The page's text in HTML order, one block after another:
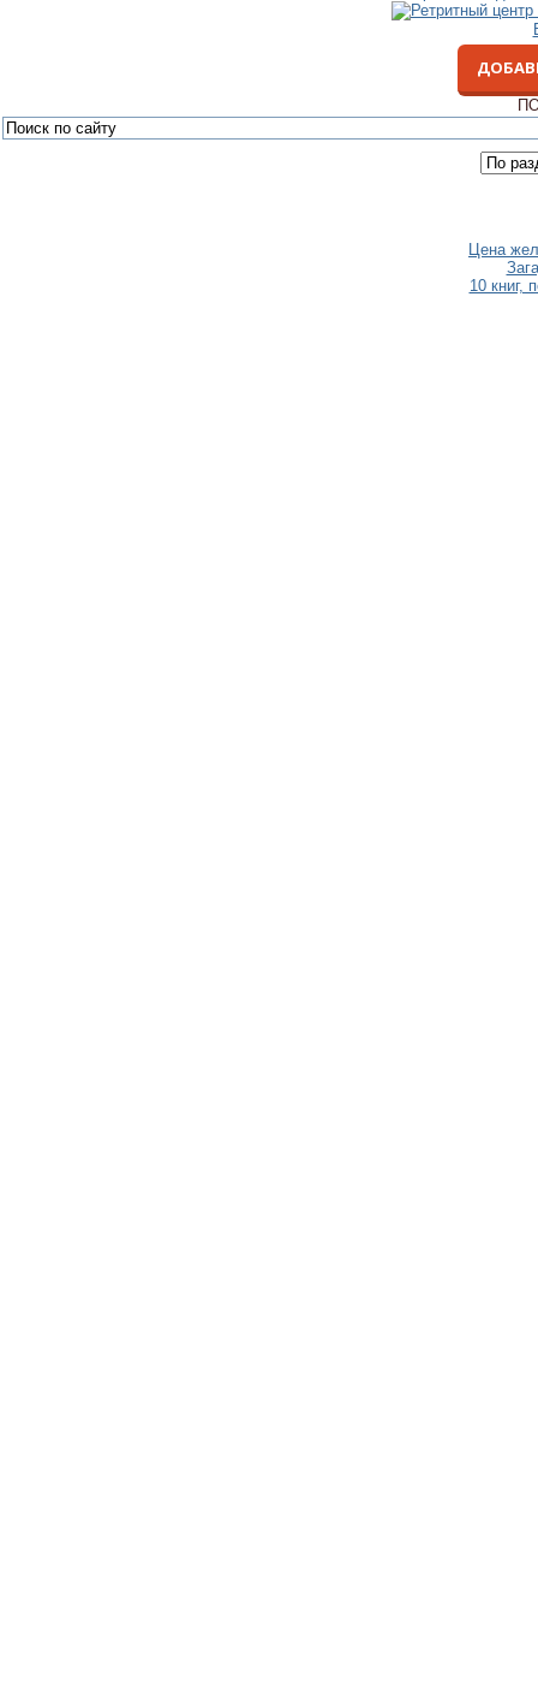
Цена
10 книг,